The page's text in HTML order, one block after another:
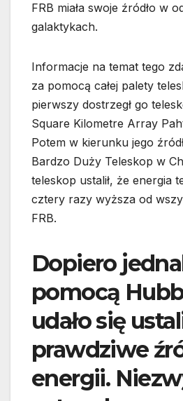
FRB miała swoje źródło w
galaktykach.
Informacje na temat tego
za pomocą całej palety
pierwszy dostrzegł go
Square Kilometre Array
Potem w kierunku jego
Bardzo Duży Teleskop w
teleskop ustalił, że energia
cztery razy wyższa od
FRB.
Dopiero
pomocą
udało się
prawdziwe
energii.